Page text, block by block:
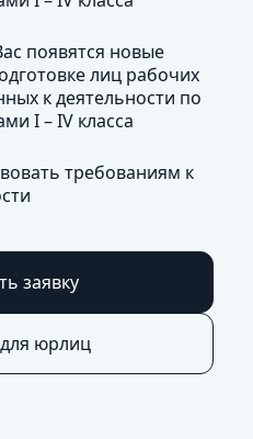
появятся новые
лиц рабочих
к деятельности по
I – IV класса
требованиям к
заявку
юрлиц